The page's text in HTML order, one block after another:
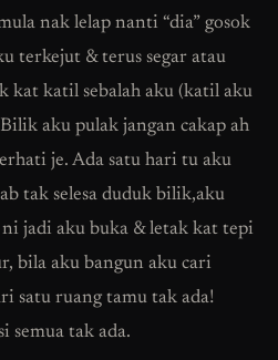
nak lelap nanti “dia” gosok
terkejut & terus segar atau
kat katil sebalah aku (katil aku
aku pulak jangan cakap ah
je. Ada satu hari tu aku
tak selesa duduk bilik,aku
jadi aku buka & letak kat tepi
bila aku bangun aku cari
satu ruang tamu tak ada!
semua tak ada.